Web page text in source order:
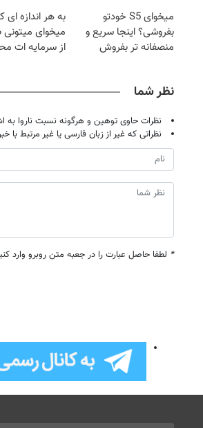
میخوای S5 خودتو
بفروشی؟ اینجا سریع و
منصفانه تر بفروش
به هر اندازه ای
میخوای میتونی
از سرمایه ات
نظر شما
نظرات حاوی توهین و هرگونه نسبت ناروا
نظراتی که غیر از زبان فارسی یا غیر مرتبط با
* لطفا حاصل عبارت را در جعبه متن روبرو وارد